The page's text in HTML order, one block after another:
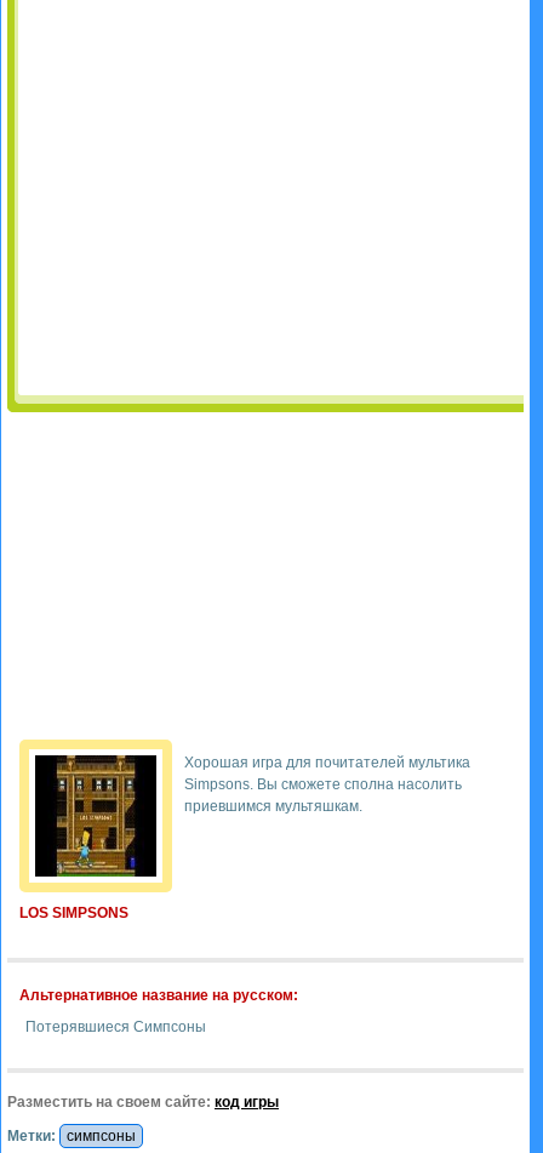
LOS SIMPSONS
Хорошая игра для почитателей мультика
Simpsons. Вы сможете сполна насолить
приевшимся мультяшкам.
Альтернативное название на русском:
Потерявшиеся Симпсоны
Разместить на своем сайте: код игры
Метки:
симпсоны